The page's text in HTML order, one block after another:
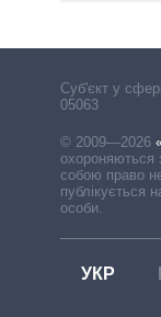
Cуб'єкт у
05063
© 2009—2026
охороняються
собою право
публікується
особи.
УКР